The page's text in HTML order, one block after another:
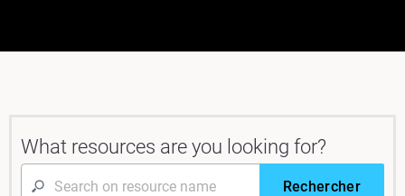
What resources are you looking for?
Rechercher